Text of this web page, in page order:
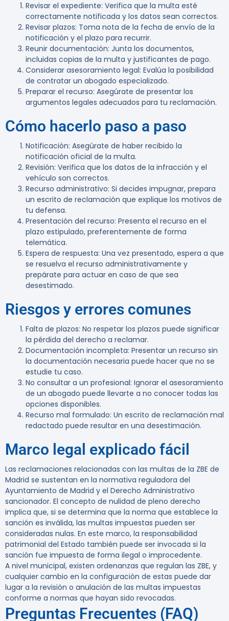
Revisar el expediente: Verifica que la multa esté
correctamente notificada y los datos sean correctos.
Revisar plazos: Toma nota de la fecha de envío de la
notificación y el plazo para recurrir.
Reunir documentación: Junta los documentos,
incluidas copias de la multa y justificantes de pago.
Considerar asesoramiento legal: Evalúa la posibilidad
de contratar un abogado especializado.
Preparar el recurso: Asegúrate de presentar los
argumentos legales adecuados para tu reclamación.
Cómo hacerlo paso a paso
Notificación: Asegúrate de haber recibido la
notificación oficial de la multa.
Revisión: Verifica que los datos de la infracción y el
vehículo son correctos.
Recurso administrativo: Si decides impugnar, prepara
un escrito de reclamación que explique los motivos de
tu defensa.
Presentación del recurso: Presenta el recurso en el
plazo estipulado, preferentemente de forma
telemática.
Espera de respuesta: Una vez presentado, espera a que
se resuelva el recurso administrativamente y
prepárate para actuar en caso de que sea
desestimado.
Riesgos y errores comunes
Falta de plazos: No respetar los plazos puede significar
la pérdida del derecho a reclamar.
Documentación incompleta: Presentar un recurso sin
la documentación necesaria puede hacer que no se
estudie tu caso.
No consultar a un profesional: Ignorar el asesoramiento
de un abogado puede llevarte a no conocer todas las
opciones disponibles.
Recurso mal formulado: Un escrito de reclamación mal
redactado puede resultar en una desestimación.
Marco legal explicado fácil
Las reclamaciones relacionadas con las multas de la ZBE de
Madrid se sustentan en la normativa reguladora del
Ayuntamiento de Madrid y el Derecho Administrativo
sancionador. El concepto de nulidad de pleno derecho
implica que, si se determina que la norma que establece la
sanción es inválida, las multas impuestas pueden ser
consideradas nulas. En este marco, la responsabilidad
patrimonial del Estado también puede ser invocada si la
sanción fue impuesta de forma ilegal o improcedente.
A nivel municipal, existen ordenanzas que regulan las ZBE, y
cualquier cambio en la configuración de estas puede dar
lugar a la revisión o anulación de las multas impuestas
conforme a normas que hayan sido revocadas.
Preguntas Frecuentes (FAQ)